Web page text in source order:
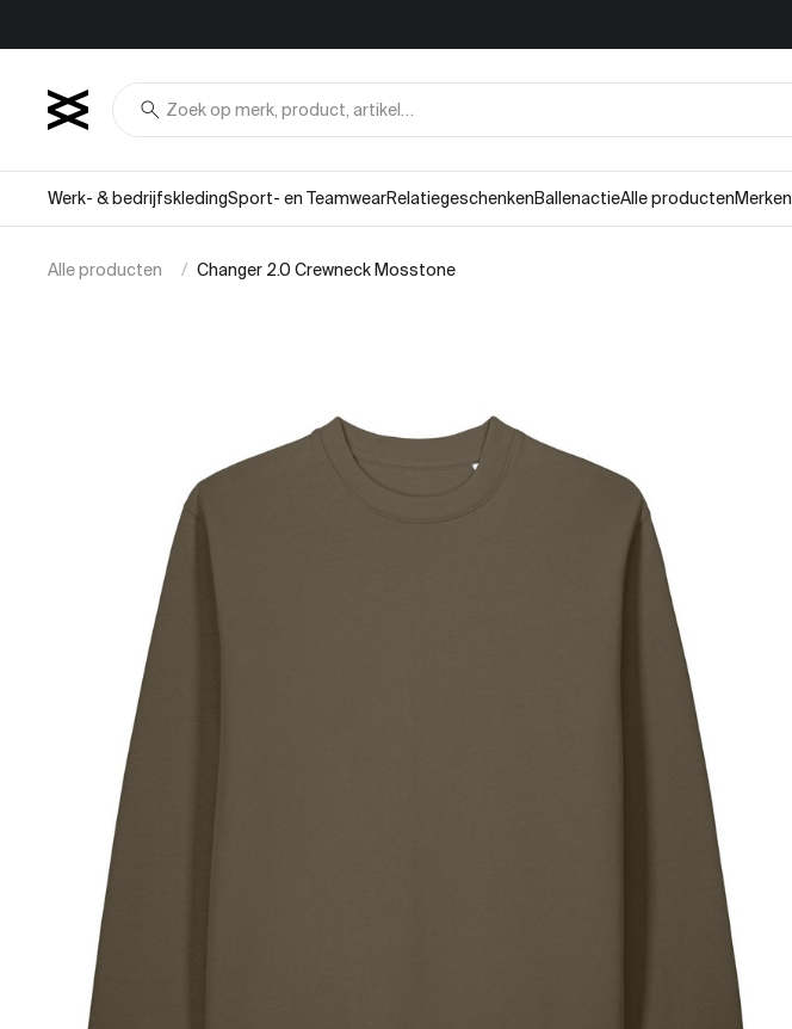
search
Werk- & bedrijfskledingSport- en TeamwearRelatiegeschenkenBallenactieAlle productenMerken
Alle producten Changer 2.0 Crewneck Mosstone